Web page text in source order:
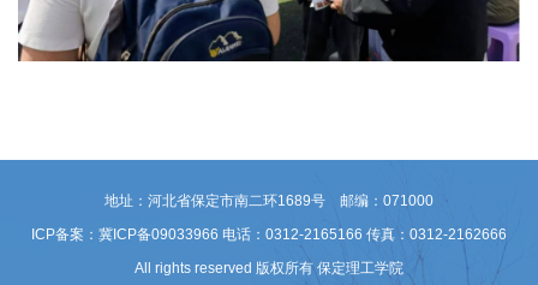
地址：河北省保定市南二环1689号 邮编：071000
ICP备案：冀ICP备09033966 电话：0312-2165166 传真：0312-2162666
All rights reserved 版权所有 保定理工学院